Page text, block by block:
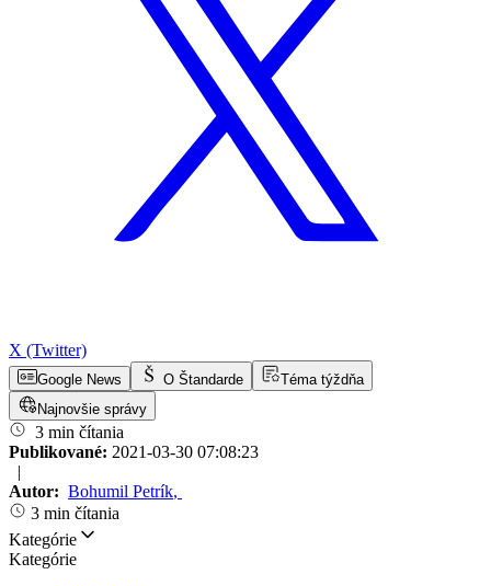
X (Twitter)
Google News O Štandarde
Téma týždňa
Najnovšie správy
3 min čítania
Publikované: 2021-03-30 07:08:23
|
Autor: Bohumil Petrík,
3 min čítania
Kategórie
Kategórie